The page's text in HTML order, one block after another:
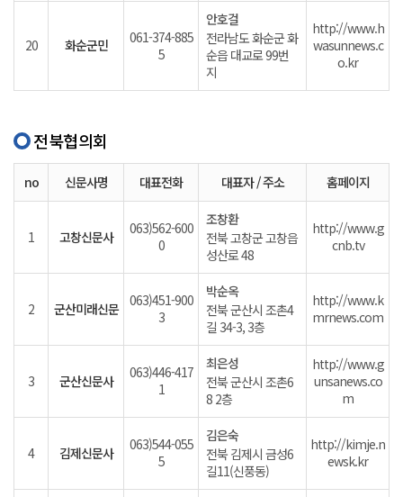
20 화순군민
061-374-885
5
안호걸
전라남도 화순군 화
순읍 대교로 99번
지
http://www.h
wasunnews.c
o.kr
전북협의회
no 신문사명 대표전화 대표자 / 주소 홈페이지
1 고창신문사
063)562-600
0
조창환
전북 고창군 고창읍
성산로 48
http://www.g
cnb.tv
2 군산미래신문
063)451-900
3
박순옥
전북 군산시 조촌4
길 34-3, 3층
http://www.k
mrnews.com
3 군산신문사
063)446-417
1
최은성
전북 군산시 조촌6
8 2층
http://www.g
unsanews.co
m
4 김제신문사
063)544-055
5
김은숙
전북 김제시 금성6
길11(신풍동)
http://kimje.n
ewsk.kr